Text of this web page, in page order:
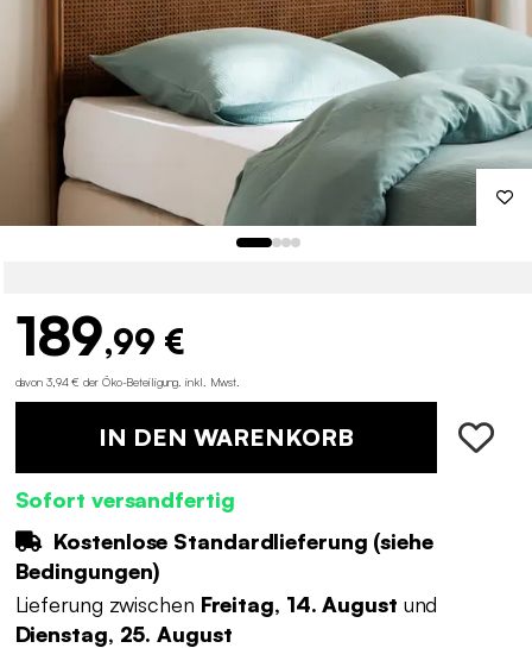
189,99 €
davon 3,94 € der Öko-Beteiligung inkl. Mwst.
IN DEN WARENKORB
Sofort versandfertig
Kostenlose Standardlieferung (siehe
Bedingungen)
Lieferung zwischen Freitag, 14. August und
Dienstag, 25. August